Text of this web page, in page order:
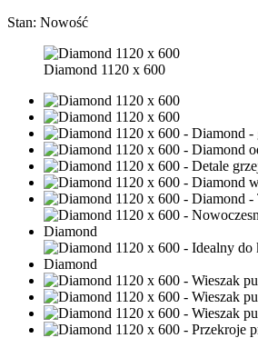
Stan: Nowość
Diamond 1120 x 600